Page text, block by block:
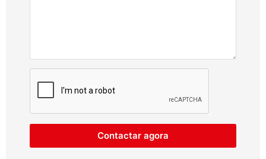
Contactar agora